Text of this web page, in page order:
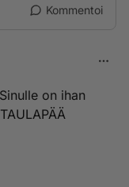
Kommentoi
on ihan